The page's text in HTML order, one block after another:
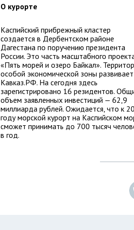
О курорте
Каспийский прибрежный кластер
создается в Дербентском районе
Дагестана по поручению президента
России. Это часть масштабного
«Пять морей и озеро Байкал».
особой экономической зоны развивает
Кавказ.РФ. На сегодня здесь
зарегистрировано 16 резидентов.
объем заявленных инвестиций — 62,9
миллиарда рублей. Ожидается, что к
году морской курорт на Каспийском
сможет принимать до 700 тысяч
в год.